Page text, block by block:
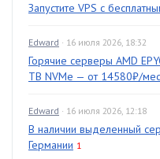
Запустите VPS с
Edward · 16 июля 2026, 18:32
Горячие серверы AMD
TB NVMe — от 14580₽/
Edward · 16 июля 2026, 12:18
В наличии выделенный
Германии 1